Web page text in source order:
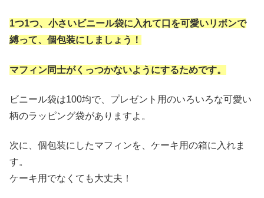
1つ1つ、小さいビニール袋に入れて口を可愛いリボンで
縛って、個包装にしましょう！
マフィン同士がくっつかないようにするためです。
ビニール袋は100均で、プレゼント用のいろいろな可愛い
柄のラッピング袋がありますよ。
次に、個包装にしたマフィンを、ケーキ用の箱に入れま
す。
ケーキ用でなくても大丈夫！